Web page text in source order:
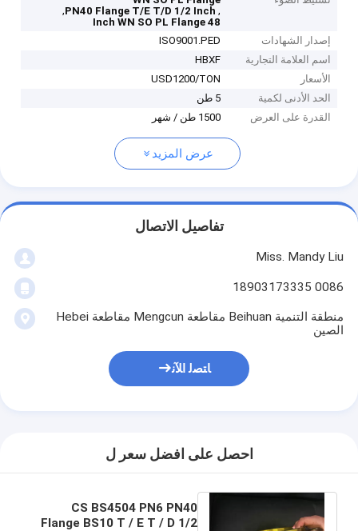
,
PN40 Flange T/E T/D 1/2 Inch
,
48 Inch WN SO PL Flange
إصدار الشهادات
ISO9001.PED
اسم العلامة التجارية
HBXF
الأسعار
USD1200/TON
الحد الأدنى لكمية
5 طن
القدرة على العرض
1500 طن / شهر
عرض المزيد
تفاصيل الاتصال
Miss. Mandy Liu
0086 18903173335
منطقة التنمية Beihuan مقاطعة Mengcun مقاطعة Hebei
الصين
ﺎﺘﺼﻟ ﺍﻶﻧ
احصل على افضل سعر ل
CS BS4504 PN6 PN40
Flange BS10 T / E T / D 1/2